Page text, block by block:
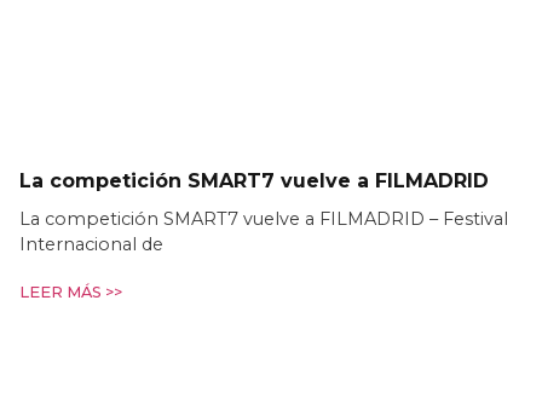
La competición SMART7 vuelve a FILMADRID
La competición SMART7 vuelve a FILMADRID – Festival
Internacional de
LEER MÁS >>